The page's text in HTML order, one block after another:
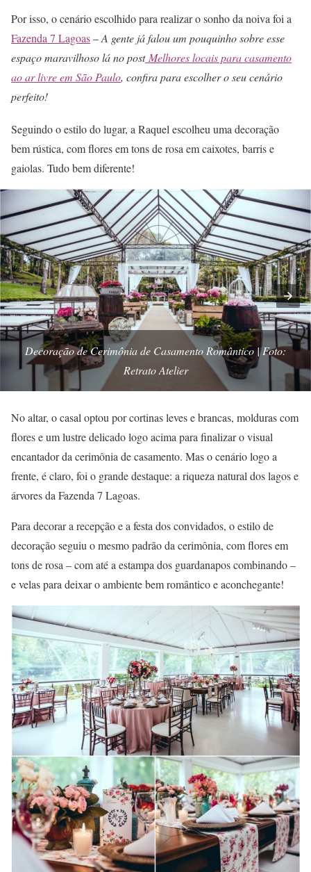
Por isso, o cenário escolhido para realizar o sonho da noiva foi a
Fazenda 7 Lagoas–A gente já falou um pouquinho sobre esse
espaço maravilhoso lá no postMelhores locais para casamento
ao ar livre em São Paulo, confira para escolher o seu cenário
perfeito!
Seguindo o estilo do lugar, a Raquel escolheu uma decoração
bem rústica, com flores em tons de rosa em caixotes, barris e
gaiolas. Tudo bem diferente!
Decoração de Cerimônia de Casamento Romântico | Foto:
Retrato Atelier
No altar, o casal optou por cortinas leves e brancas, molduras com
flores e um lustre delicado logo acima para finalizar o visual
encantador da cerimônia de casamento. Mas o cenário logo a
frente, é claro, foi o grande destaque: a riqueza natural dos lagos e
árvores da Fazenda 7 Lagoas.
Para decorar a recepção e a festa dos convidados, o estilo de
decoração seguiu o mesmo padrão da cerimônia, com flores em
tons de rosa – com até a estampa dos guardanapos combinando –
e velas para deixar o ambiente bem romântico e aconchegante!